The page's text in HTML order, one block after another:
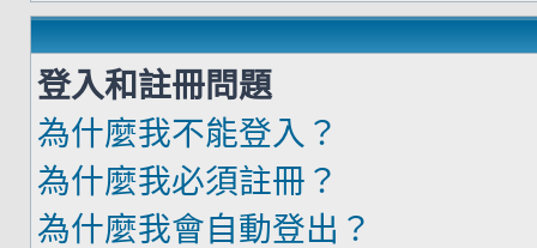
登入和註冊問題
為什麼我不能登入？
為什麼我必須註冊？
為什麼我會自動登出？